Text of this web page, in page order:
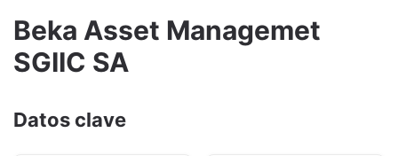
Beka Asset Managemet
SGIIC SA
Datos clave